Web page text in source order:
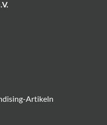
Artikeln